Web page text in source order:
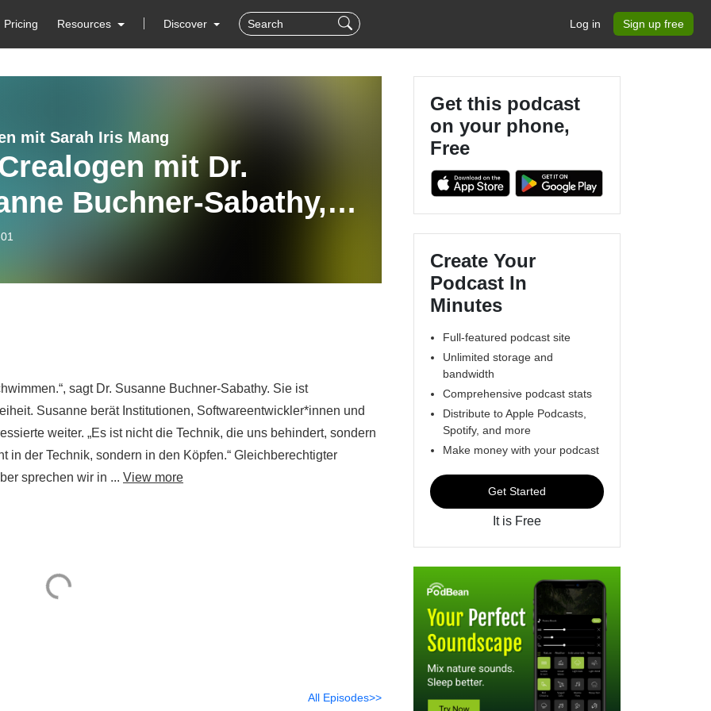
Pricing Resources Discover Log in Sign up free
mit Sarah Iris Mang
mit Dr.
Buchner-Sabathy,
Expertin für
Barrierefreiheit
sagt Dr. Susanne Buchner-Sabathy. Sie ist
Susanne berät Institutionen, Softwareentwickler*innen und
weiter. „Es ist nicht die Technik, die uns behindert, sondern
in der Technik, sondern in den Köpfen.“ Gleichberech­tigter
sprechen wir in ... View more
All Episodes>>
Get this podcast
on your phone,
Free
Create Your
Podcast In
Minutes
Full-featured podcast site
Unlimited storage and
bandwidth
Comprehensive podcast stats
Distribute to Apple Podcasts,
Spotify, and more
Make money with your podcast
Get Started
It is Free